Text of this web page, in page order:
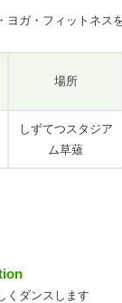
ヨガ・フィットネス
場所
しずてつスタジア
ム草薙
くダンスします